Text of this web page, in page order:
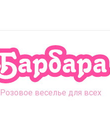
Розовое веселье для всех